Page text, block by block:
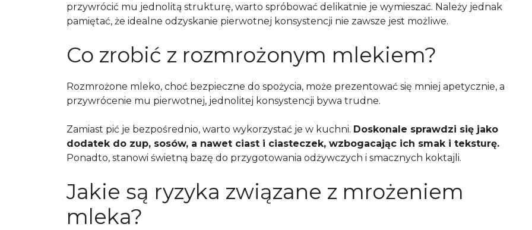
przywrócić mu jednolitą strukturę, warto spróbować delikatnie je wymieszać. Należy jednak
pamiętać, że idealne odzyskanie pierwotnej konsystencji nie zawsze jest możliwe.
Co zrobić z rozmrożonym mlekiem?
Rozmrożone mleko, choć bezpieczne do spożycia, może prezentować się mniej apetycznie, a
przywrócenie mu pierwotnej, jednolitej konsystencji bywa trudne.
Zamiast pić je bezpośrednio, warto wykorzystać je w kuchni. Doskonale sprawdzi się jako
dodatek do zup, sosów, a nawet ciast i ciasteczek, wzbogacając ich smak i teksturę.
Ponadto, stanowi świetną bazę do przygotowania odżywczych i smacznych koktajli.
Jakie są ryzyka związane z mrożeniem
mleka?